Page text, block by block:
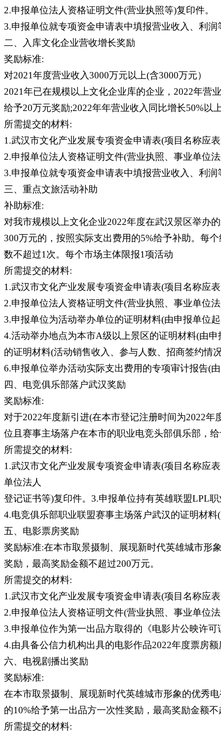
2.申报单位法人资格证明文件(营业执照等)复印件。
3.申报单位就专项资金申请表中填报营业收入、利
二、入库文化企业营收增长奖励
奖励标准:
对2021年度营业收入3000万元以上(含3000万元）
2021年已在规模以上文化企业库的企业，2022年营
给予20万元奖励;2022年年营业收入同比增长50%以
所需提交的材料:
1.武汉市文化产业发展专项资金申请表(项目名称应
2.申报单位法人资格证明文件(营业执照、事业单位
3.申报单位就专项资金申请表中填报营业收入、利
三、重点文旅活动补助
补助标准:
对我市规模以上文化企业2022年度在武汉景区举办
300万元的，按照实际支出费用的5%给予补助。每
数不超过1次。每个市场主体限报1项活动
所需提交的材料:
1.武汉市文化产业发展专项资金申请表(项目名称应
2.申报单位法人资格证明文件(营业执照、事业单位
3.申报单位为活动举办单位的证明材料(由申报单位
4.活动举办地点为本市A级以上景区的证明材料(由
的证明材料(活动销售收入、参与人数、招商签约情
6.申报单位举办活动实际支出费用的专项审计报告(
四、电竞俱乐部落户武汉奖励
奖励标准:
对于2022年度新引进(在本市登记注册时间为2022
位且赛事主场落户在本市的职业电竞头部俱乐部，
所需提交的材料:
1.武汉市文化产业发展专项资金申请表(项目名称应
单位法人
登记证书等)复印件。3.申报单位持有英雄联盟LPL
4.电竞俱乐部职业联盟赛事主场落户武汉的证明材
五、电影票房奖励
奖励标准:在本市取景摄制、展现新时代英雄城市形
奖励，最高奖励金额不超过200万元。
所需提交的材料:
1.武汉市文化产业发展专项资金申请表(项目名称应
2.申报单位法人资格证明文件(营业执照、事业单位
3.申报单位作为第一出品方取得的《电影片公映许可
4.由具备公信力机构出具的电影作品2022年度票房
六、电视剧播出奖励
奖励标准:
在本市取景摄制、展现新时代英雄城市形象的优秀
的10%给予第一出品方一次性奖励，最高奖励金额不
所需提交的材料: